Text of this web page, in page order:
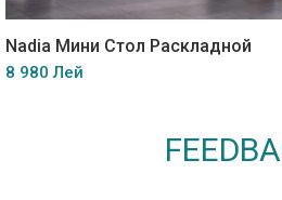
Nadia Мини Стол Раскладной
8 980 Лей